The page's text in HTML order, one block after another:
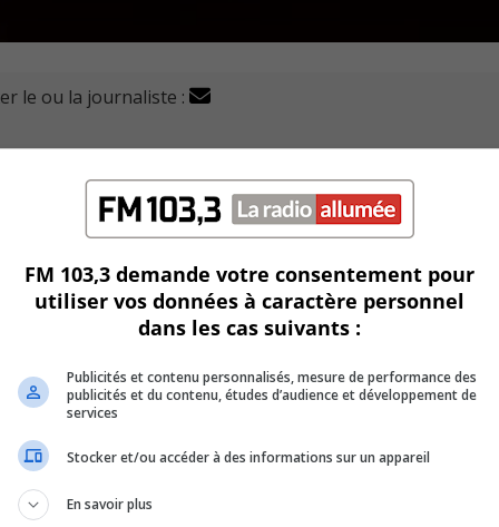
le ou la journaliste :
de divertissement, Technologies D-BOX, vient de
que les revenus totaux des quatre derniers
pour quatre trimestres consécutifs », selon son président
le 30 juin dernier comme son deuxième meilleur au
de 47 % (3,4 M$), pour s’établir à 10,5 M$, par rapport à
FM 103,3 demande votre consentement pour
utiliser vos données à caractère personnel
dans les cas suivants :
Publicités et contenu personnalisés, mesure de performance des
publicités et du contenu, études d’audience et développement de
services
Stocker et/ou accéder à des informations sur un appareil
En savoir plus